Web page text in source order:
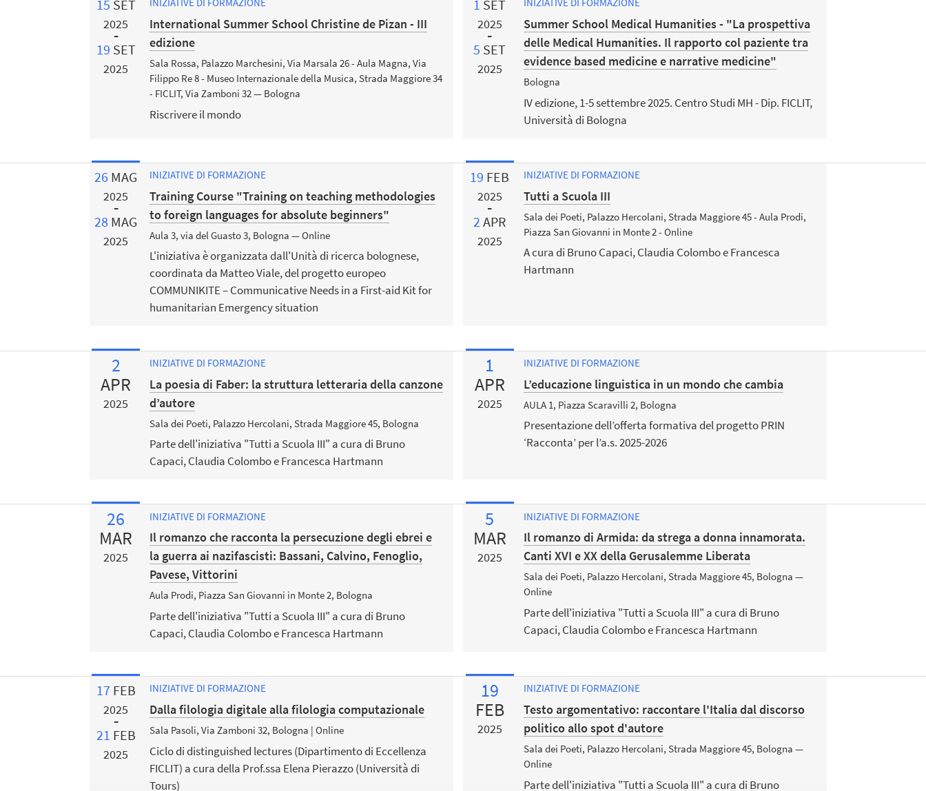
15 SET
2025
19 SET
2025
International Summer School Christine de Pizan - III
edizione
Sala Rossa, Palazzo Marchesini, Via Marsala 26 - Aula Magna, Via
Filippo Re 8 - Museo Internazionale della Musica, Strada Maggiore 34
- FICLIT, Via Zamboni 32 — Bologna
Riscrivere il mondo
1 SET
2025
5 SET
2025
Summer School Medical Humanities - "La prospettiva
delle Medical Humanities. Il rapporto col paziente tra
evidence based medicine e narrative medicine"
Bologna
IV edizione, 1-5 settembre 2025. Centro Studi MH - Dip. FICLIT,
Università di Bologna
26 MAG
2025
28 MAG
2025
INIZIATIVE DI FORMAZIONE
Training Course "Training on teaching methodologies
to foreign languages for absolute beginners"
Aula 3, via del Guasto 3, Bologna — Online
L'iniziativa è organizzata dall'Unità di ricerca bolognese,
coordinata da Matteo Viale, del progetto europeo
COMMUNIKITE – Communicative Needs in a First-aid Kit for
humanitarian Emergency situation
19 FEB
2025
2 APR
2025
INIZIATIVE DI FORMAZIONE
Tutti a Scuola III
Sala dei Poeti, Palazzo Hercolani, Strada Maggiore 45 - Aula Prodi,
Piazza San Giovanni in Monte 2 - Online
A cura di Bruno Capaci, Claudia Colombo e Francesca
Hartmann
2
APR
2025
INIZIATIVE DI FORMAZIONE
La poesia di Faber: la struttura letteraria della canzone
d’autore
Sala dei Poeti, Palazzo Hercolani, Strada Maggiore 45, Bologna
Parte dell'iniziativa "Tutti a Scuola III" a cura di Bruno
Capaci, Claudia Colombo e Francesca Hartmann
1
APR
2025
INIZIATIVE DI FORMAZIONE
L’educazione linguistica in un mondo che cambia
AULA 1, Piazza Scaravilli 2, Bologna
Presentazione dell’offerta formativa del progetto PRIN
‘Racconta’ per l’a.s. 2025-2026
26
MAR
2025
INIZIATIVE DI FORMAZIONE
Il romanzo che racconta la persecuzione degli ebrei e
la guerra ai nazifascisti: Bassani, Calvino, Fenoglio,
Pavese, Vittorini
Aula Prodi, Piazza San Giovanni in Monte 2, Bologna
Parte dell'iniziativa "Tutti a Scuola III" a cura di Bruno
Capaci, Claudia Colombo e Francesca Hartmann
5
MAR
2025
INIZIATIVE DI FORMAZIONE
Il romanzo di Armida: da strega a donna innamorata.
Canti XVI e XX della Gerusalemme Liberata
Sala dei Poeti, Palazzo Hercolani, Strada Maggiore 45, Bologna —
Online
Parte dell'iniziativa "Tutti a Scuola III" a cura di Bruno
Capaci, Claudia Colombo e Francesca Hartmann
17 FEB
2025
21 FEB
2025
INIZIATIVE DI FORMAZIONE
Dalla filologia digitale alla filologia computazionale
Sala Pasoli, Via Zamboni 32, Bologna | Online
Ciclo di distinguished lectures (Dipartimento di Eccellenza
FICLIT) a cura della Prof.ssa Elena Pierazzo (Università di
Tours)
19
FEB
2025
INIZIATIVE DI FORMAZIONE
Testo argomentativo: raccontare l'Italia dal discorso
politico allo spot d'autore
Sala dei Poeti, Palazzo Hercolani, Strada Maggiore 45, Bologna —
Online
Parte dell'iniziativa "Tutti a Scuola III" a cura di Bruno